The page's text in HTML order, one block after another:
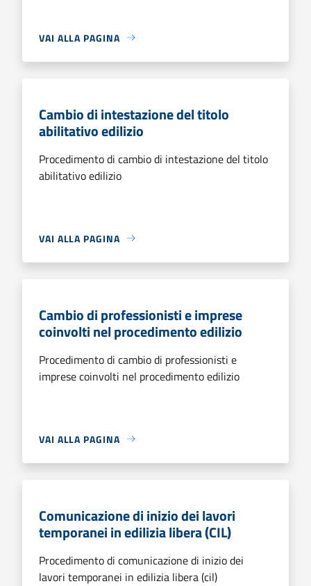
VAI ALLA PAGINA
Cambio di intestazione del titolo
abilitativo edilizio
Procedimento di cambio di intestazione del titolo
abilitativo edilizio
VAI ALLA PAGINA
Cambio di professionisti e imprese
coinvolti nel procedimento edilizio
Procedimento di cambio di professionisti e
imprese coinvolti nel procedimento edilizio
VAI ALLA PAGINA
Comunicazione di inizio dei lavori
temporanei in edilizia libera (CIL)
Procedimento di comunicazione di inizio dei
lavori temporanei in edilizia libera (cil)